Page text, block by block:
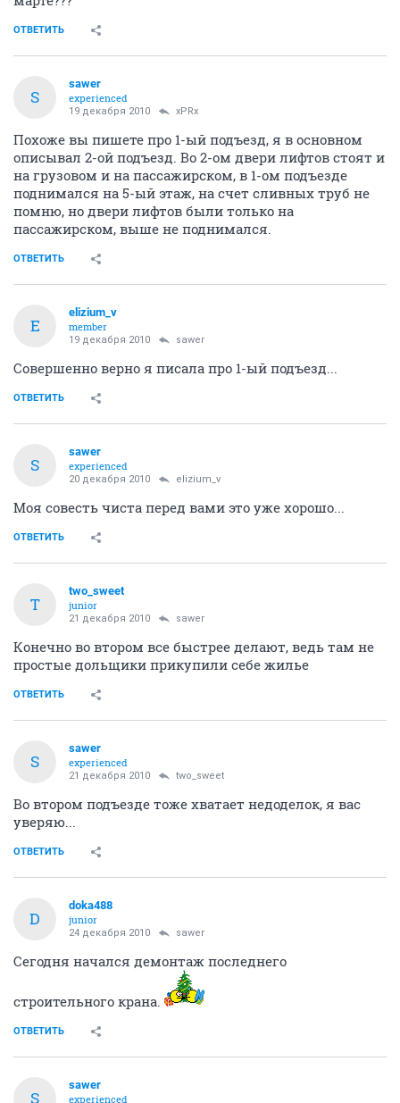
ОТВЕТИТЬ
S
sawer
experienced
19 декабря 2010 xPRx
Похоже вы пишете про 1-ый подъезд, я в основном
описывал 2-ой подъезд. Во 2-ом двери лифтов стоят и
на грузовом и на пассажирском, в 1-ом подъезде
поднимался на 5-ый этаж, на счет сливных труб не
помню, но двери лифтов были только на
пассажирском, выше не поднимался.
ОТВЕТИТЬ
E
elizium_v
member
19 декабря 2010 sawer
Совершенно верно я писала про 1-ый подъезд...
ОТВЕТИТЬ
S
sawer
experienced
20 декабря 2010 elizium_v
Моя совесть чиста перед вами это уже хорошо...
ОТВЕТИТЬ
T
two_sweet
junior
21 декабря 2010 sawer
Конечно во втором все быстрее делают, ведь там не
простые дольщики прикупили себе жилье
ОТВЕТИТЬ
S
sawer
experienced
21 декабря 2010 two_sweet
Во втором подъезде тоже хватает недоделок, я вас
уверяю...
ОТВЕТИТЬ
D
doka488
junior
24 декабря 2010 sawer
Сегодня начался демонтаж последнего
строительного крана.
ОТВЕТИТЬ
S
sawer
experienced